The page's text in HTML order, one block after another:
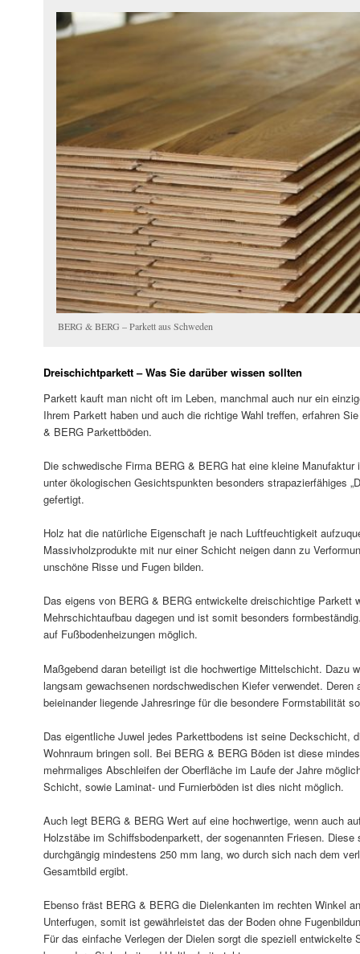
BERG & BERG – Parkett aus Schweden
Dreischichtparkett – Was Sie darüber wissen sollten
Parkett kauft man nicht oft im Leben, manchmal auch nur ein
Ihrem Parkett haben und auch die richtige Wahl treffen, erfahren
& BERG Parkettböden.
Die schwedische Firma BERG & BERG hat eine kleine
unter ökologischen Gesichtspunkten besonders strapazierfähiges
gefertigt.
Holz hat die natürliche Eigenschaft je nach Luftfeuchtigkeit
Massivholzprodukte mit nur einer Schicht neigen dann zu
unschöne Risse und Fugen bilden.
Das eigens von BERG & BERG entwickelte dreischichtige Parkett
Mehrschichtaufbau dagegen und ist somit besonders
auf Fußbodenheizungen möglich.
Maßgebend daran beteiligt ist die hochwertige Mittelschicht. Dazu
langsam gewachsenen nordschwedischen Kiefer verwendet. Deren
beieinander liegende Jahresringe für die besondere Formstabilität
Das eigentliche Juwel jedes Parkettbodens ist seine Deckschicht,
Wohnraum bringen soll. Bei BERG & BERG Böden ist diese
mehrmaliges Abschleifen der Oberfläche im Laufe der Jahre
Schicht, sowie Laminat- und Furnierböden ist dies nicht möglich.
Auch legt BERG & BERG Wert auf eine hochwertige, wenn auch
Holzstäbe im Schiffsbodenparkett, der sogenannten Friesen. Diese
durchgängig mindestens 250 mm lang, wo durch sich nach dem
Gesamtbild ergibt.
Ebenso fräst BERG & BERG die Dielenkanten im rechten Winkel
Unterfugen, somit ist gewährleistet das der Boden ohne
Für das einfache Verlegen der Dielen sorgt die speziell entwickelte